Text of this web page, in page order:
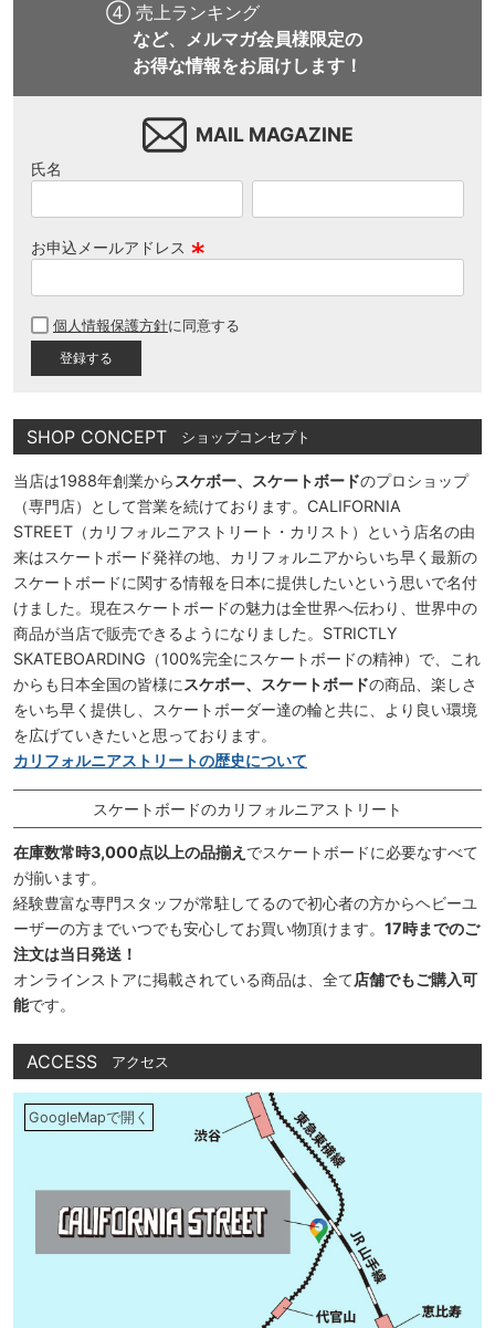
④ 売上ランキング
など、メルマガ会員様限定の
お得な情報をお届けします！
MAIL MAGAZINE
氏名
お申込メールアドレス
須
個人情報保護方針に同意する
SHOP CONCEPT ショップコンセプト
当店は1988年創業から スケボー、スケートボードのプロショップ
（専門店）として営業を続けております。CALIFORNIA
STREET（カリフォルニアストリート・カリスト）という店名の由
来はスケートボード発祥の地、カリフォルニアからいち早く最新の
スケートボードに関する情報を日本に提供したいという思いで名付
けました。現在スケートボードの魅力は全世界へ伝わり、世界中の
商品が当店で販売できるようになりました。STRICTLY
SKATEBOARDING（100%完全にスケートボードの精神）で、これ
からも日本全国の皆様に スケボー、スケートボードの商品、楽しさ
をいち早く提供し、スケートボーダー達の輪と共に、より良い環境
を広げていきたいと思っております。
カリフォルニアストリートの歴史について
スケートボードのカリフォルニアストリート
在庫数常時3,000点以上の品揃え でスケートボードに必要なすべて
が揃います。
経験豊富な専門スタッフが常駐してるので初心者の方からヘビーユ
ーザーの方までいつでも安心してお買い物頂けます。 17時までのご
注文は当日発送！
オンラインストアに掲載されている商品は、全て店舗でもご購入可
能です。
ACCESS アクセス
GoogleMapで開く